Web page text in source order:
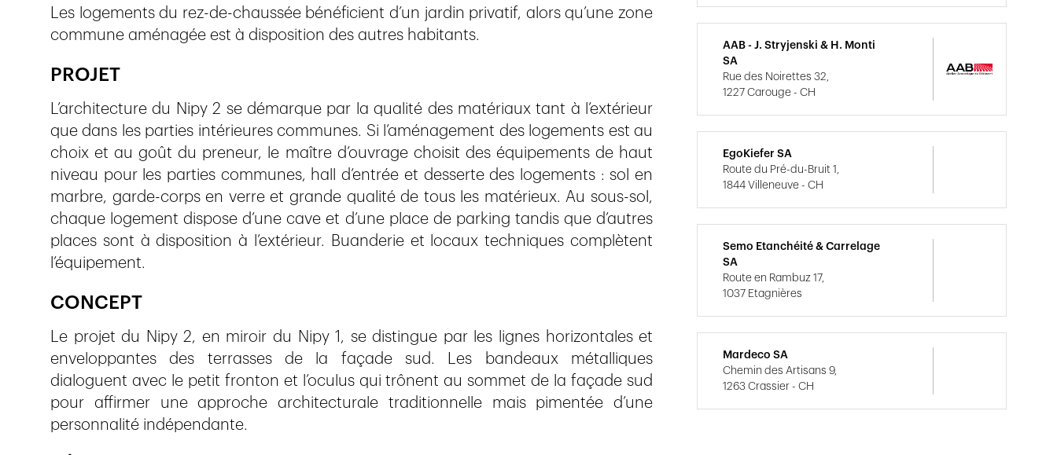
Les logements du rez-de-chaussée bénéficient d’un jardin privatif, alors qu’une zone
commune aménagée est à disposition des autres habitants.
PROJET
L’architecture du Nipy 2 se démarque par la qualité des matériaux tant à l’extérieur
que dans les parties intérieures communes. Si l’aménagement des logements est au
choix et au goût du preneur, le maître d’ouvrage choisit des équipements de haut
niveau pour les parties communes, hall d’entrée et desserte des logements : sol en
marbre, garde-corps en verre et grande qualité de tous les matérieux. Au sous-sol,
chaque logement dispose d’une cave et d’une place de parking tandis que d’autres
places sont à disposition à l’extérieur. Buanderie et locaux techniques complètent
l’équipement.
CONCEPT
Le projet du Nipy 2, en miroir du Nipy 1, se distingue par les lignes horizontales et
enveloppantes des terrasses de la façade sud. Les bandeaux métalliques
dialoguent avec le petit fronton et l’oculus qui trônent au sommet de la façade sud
pour affirmer une approche architecturale traditionnelle mais pimentée d’une
personnalité indépendante.
AAB - J. Stryjenski & H. Monti
SA
Rue des Noirettes 32,
1227 Carouge - CH
EgoKiefer SA
Route du Pré-du-Bruit 1,
1844 Villeneuve - CH
Semo Etanchéité & Carrelage
SA
Route en Rambuz 17,
1037 Etagnières
Mardeco SA
Chemin des Artisans 9,
1263 Crassier - CH